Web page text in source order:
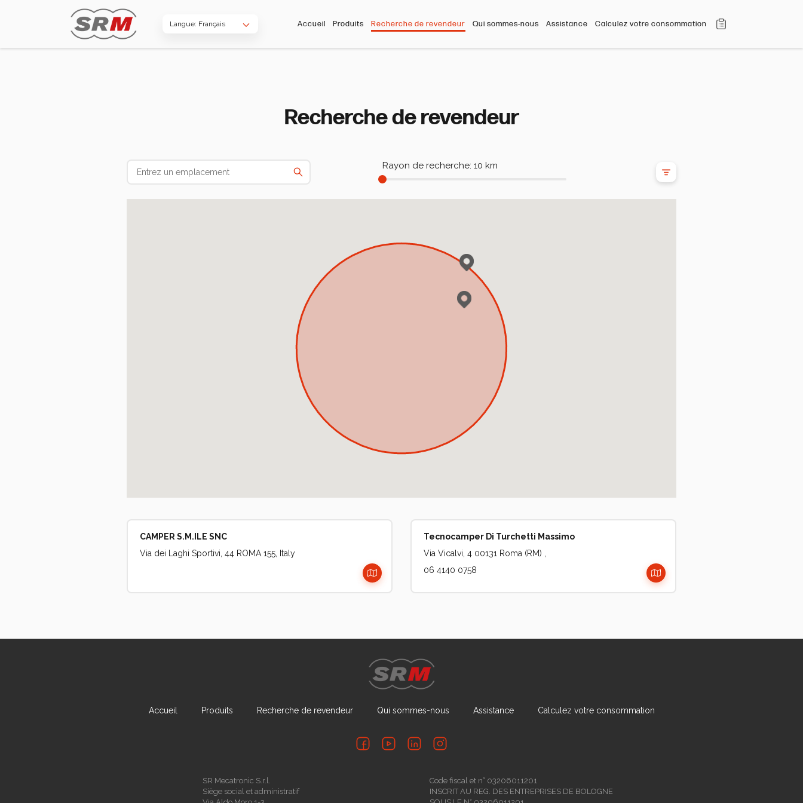
Langue: Français Accueil Produits Recherche de revendeur Qui sommes-nous Assistance Calculez votre consommation
Recherche de revendeur
Rayon de recherche: 10 km
CAMPER S.M.ILE SNC
Via dei Laghi Sportivi, 44 ROMA 155, Italy
Tecnocamper Di Turchetti Massimo
Via Vicalvi, 4 00131 Roma (RM) ,
06 4140 0758
Accueil Produits Recherche de revendeur Qui sommes-nous Assistance Calculez votre consommation
SR Mecatronic S.r.l.
Siège social et administratif
Code fiscal et n° 03206011201
INSCRIT AU REG. DES ENTREPRISES DE BOLOGNE